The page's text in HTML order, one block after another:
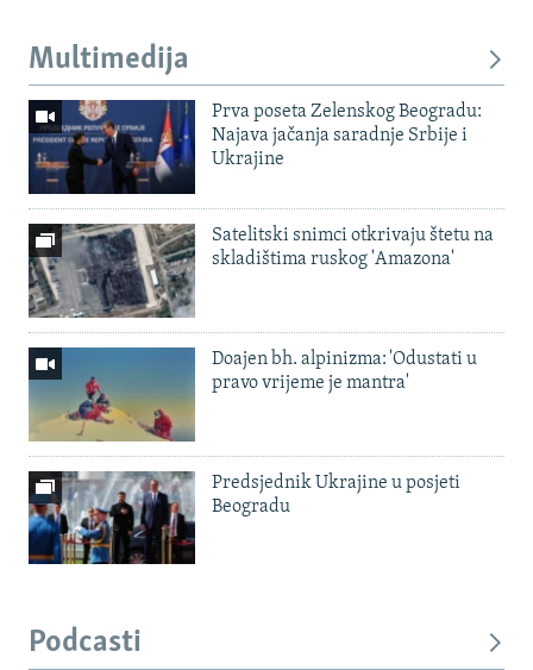
Multimedija
Prva poseta Zelenskog Beogradu:
Najava jačanja saradnje Srbije i
Ukrajine
Satelitski snimci otkrivaju štetu na
skladištima ruskog 'Amazona'
Doajen bh. alpinizma: 'Odustati u
pravo vrijeme je mantra'
Predsjednik Ukrajine u posjeti
Beogradu
Podcasti